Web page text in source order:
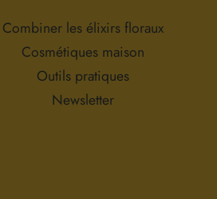
Combiner les élixirs floraux
Cosmétiques maison
Outils pratiques
Newsletter